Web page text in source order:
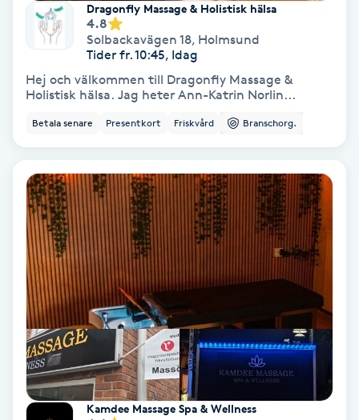
Klippning & Slingor
Klippning ungdom
Koppningsmassage
Kosmetisk tatuering
Kostrådgivning
Kroppsinpackning
Kroppspeeling
Käkledsbehandling
Kärlbehandling
Dragonfly Massage & Holistisk hälsa
4.8
Solbackavägen 18, Holmsund
Tider fr. 10:45, Idag
Hej och välkommen till Dragonfly Massage &
Holistisk hälsa. Jag heter Ann-Katrin Norlin...
Betala senare Presentkort Friskvård Branschorg.
Kamdee Massage Spa & Wellness